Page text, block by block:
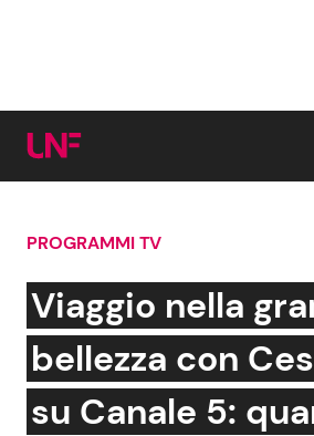
Cerca:
News e Cronaca
Attualità Italiana
PROGRAMMI TV
Viaggio nella
bellezza con
su Canale 5: